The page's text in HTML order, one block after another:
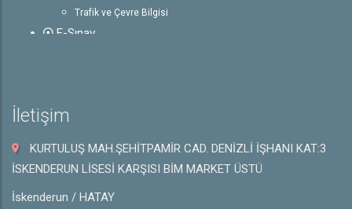
Trafik ve Çevre Bilgisi
E-Sınav
Hakkında
Galeri
İletişim
KURTULUŞ MAH.ŞEHİTPAMİR CAD. DENİZLİ İŞHANI KAT:3
İSKENDERUN LİSESİ KARŞISI BİM MARKET ÜSTÜ
İskenderun / HATAY